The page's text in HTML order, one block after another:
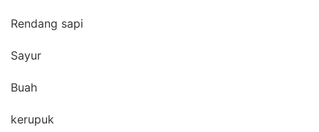
Rendang sapi
Sayur
Buah
kerupuk